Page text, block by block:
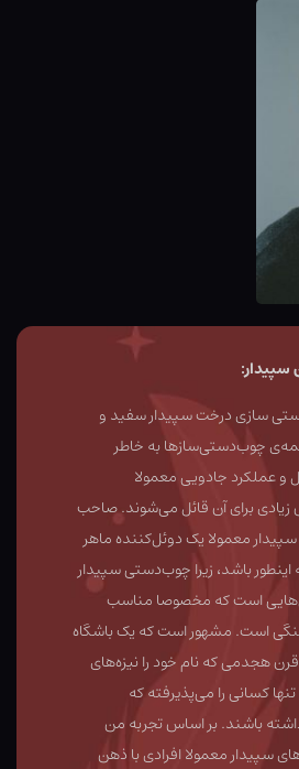
سازی درخت سپیدار سفید و
چوب‌دستی‌سازها به خاطر
عملکرد جادویی معمولا
زیادی برای آن قائل می‌شوند. صاحب
معمولا یک دوئل‌کننده ماهر
باشد، زیرا چوب‌دستی سپیدار
است که مخصوصا مناسب
است. مشهور است که یک باشگاه
هجدمی که نام خود را نیزه‌های
کسانی را می‌پذیرفته که
باشند. بر اساس تجربه من
سپیدار معمولا افرادی با ذهن